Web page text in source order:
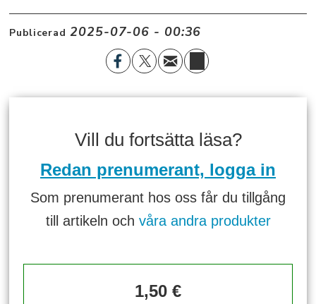
Publicerad 2025-07-06 - 00:36
Vill du fortsätta läsa?
Redan prenumerant, logga in
Som prenumerant hos oss får du tillgång
till artikeln och våra andra produkter
1,50 €